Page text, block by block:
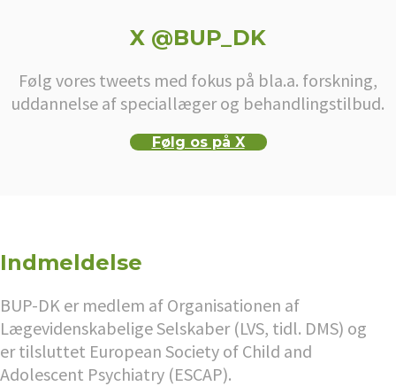
X @BUP_DK
Følg vores tweets med fokus på bla.a. forskning,
uddannelse af speciallæger og behandlingstilbud.
Følg os på X
Indmeldelse
BUP-DK er medlem af Organisationen af
Lægevidenskabelige Selskaber (LVS, tidl. DMS) og
er tilsluttet European Society of Child and
Adolescent Psychiatry (ESCAP).